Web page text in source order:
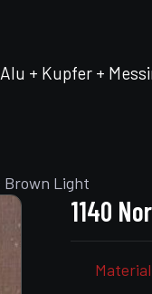
Alu + Kupfer +
Brown Light
1140
Material